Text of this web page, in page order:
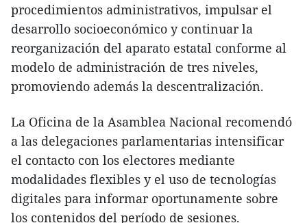
procedimientos administrativos, impulsar el
desarrollo socioeconómico y continuar la
reorganización del aparato estatal conforme al
modelo de administración de tres niveles,
promoviendo además la descentralización.
La Oficina de la Asamblea Nacional recomendó
a las delegaciones parlamentarias intensificar
el contacto con los electores mediante
modalidades flexibles y el uso de tecnologías
digitales para informar oportunamente sobre
los contenidos del período de sesiones.